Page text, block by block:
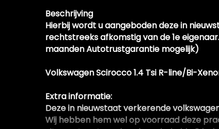
Beschrijving
Hierbij wordt u aangeboden deze in
rechtstreeks afkomstig van de 1e
maanden Autotrustgarantie mogelijk)
Volkswagen Scirocco 1.4 Tsi R-line/Bi-
Extra informatie:
Deze in nieuwstaat verkerende
Wij hebben hem wel op voorraad deze